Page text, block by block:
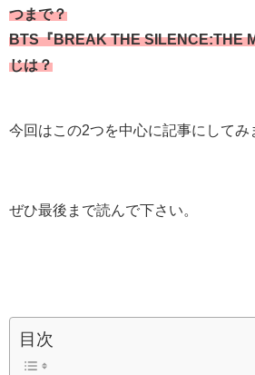
つまで？
BTS『BREAK THE SILENCE:THE
じは？
今回はこの2つを中心に記事にしてみ
ぜひ最後まで読んで下さい。
目次